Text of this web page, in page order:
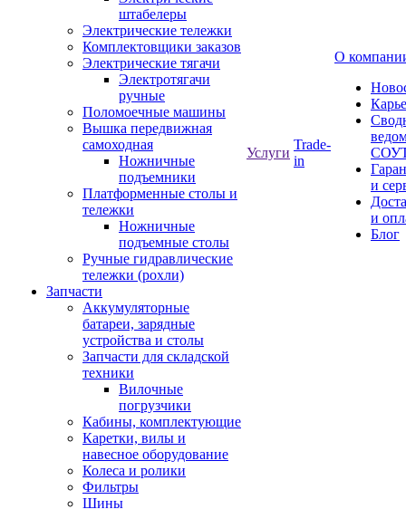
штабелеры
Электрические тележки
Комплектовщики заказов
Электрические тягачи
Электротягачи
ручные
Поломоечные машины
Вышка передвижная
самоходная
Ножничные
подъемники
Платформенные столы и
тележки
Ножничные
подъемные столы
Ручные гидравлические
тележки (рохли)
Запчасти
Аккумуляторные
батареи, зарядные
устройства и столы
Запчасти для складской
техники
Вилочные
погрузчики
Кабины, комплектующие
Каретки, вилы и
навесное оборудование
Колеса и ролики
Фильтры
Шины
Услуги
Trade-
in
О
и
и
Блог